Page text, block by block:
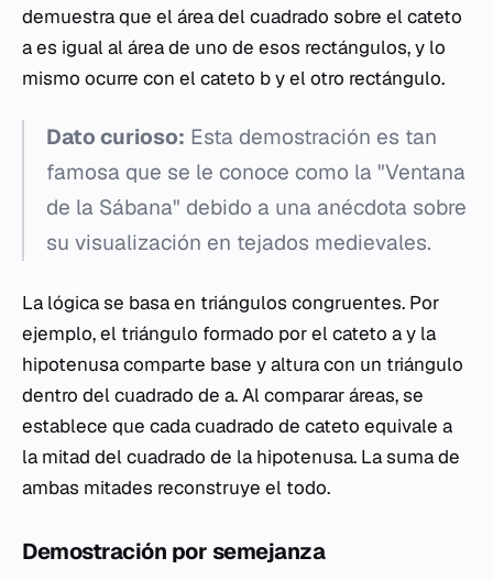
demuestra que el área del cuadrado sobre el cateto
aes igual al área de uno de esos rectángulos, y lo
mismo ocurre con el cateto by el otro rectángulo.
Dato curioso: Esta demostración es tan
famosa que se le conoce como la "Ventana
de la Sábana" debido a una anécdota sobre
su visualización en tejados medievales.
La lógica se basa en triángulos congruentes. Por
ejemplo, el triángulo formado por el cateto ay la
hipotenusa comparte base y altura con un triángulo
dentro del cuadrado de a. Al comparar áreas, se
establece que cada cuadrado de cateto equivale a
la mitad del cuadrado de la hipotenusa. La suma de
ambas mitades reconstruye el todo.
Demostración por semejanza